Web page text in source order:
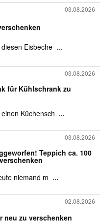
03.08.2026
Eisbeche ...
03.08.2026
für Kühlschrank zu
Küchensch ...
03.08.2026
Teppich ca. 100
niemand m ...
02.08.2026
neu zu verschenken